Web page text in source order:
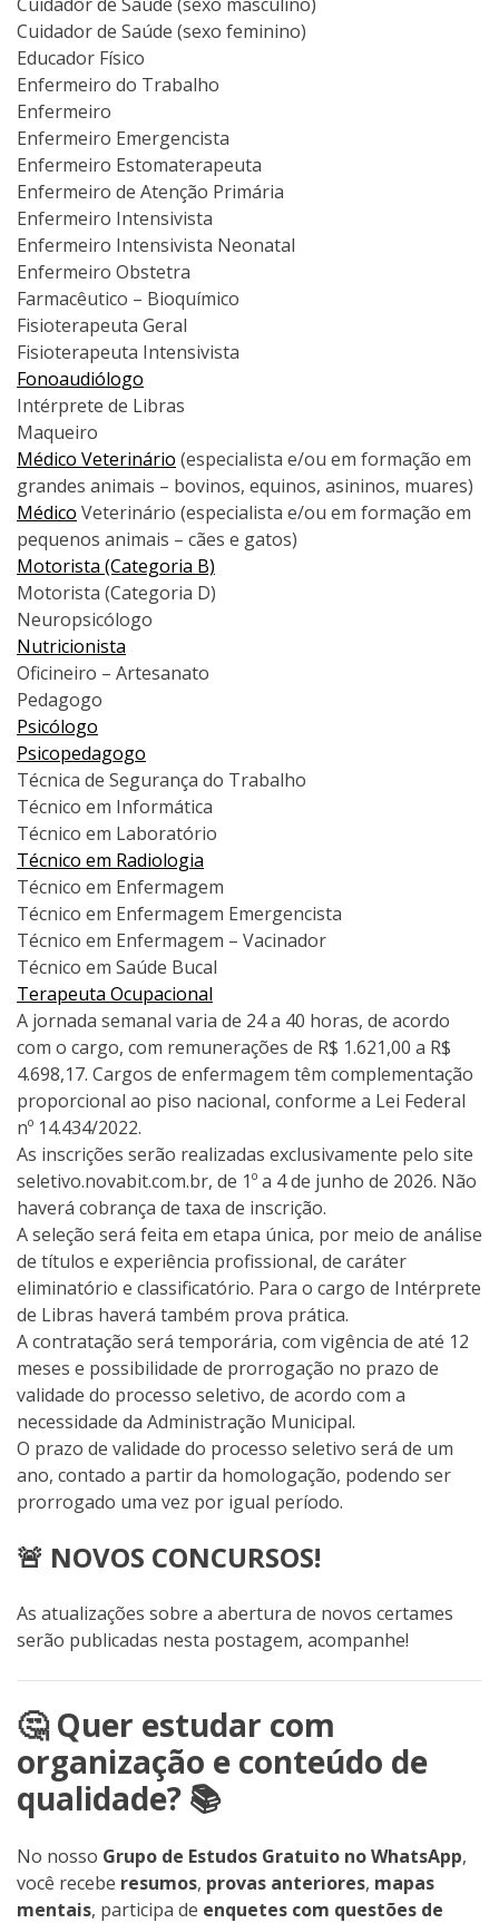
Cuidador de Saúde (sexo feminino)
Educador Físico
Enfermeiro do Trabalho
Enfermeiro
Enfermeiro Emergencista
Enfermeiro Estomaterapeuta
Enfermeiro de Atenção Primária
Enfermeiro Intensivista
Enfermeiro Intensivista Neonatal
Enfermeiro Obstetra
Farmacêutico – Bioquímico
Fisioterapeuta Geral
Fisioterapeuta Intensivista
Fonoaudiólogo
Intérprete de Libras
Maqueiro
Médico Veterinário (especialista e/ou em formação em
grandes animais – bovinos, equinos, asininos, muares)
Médico Veterinário (especialista e/ou em formação em
pequenos animais – cães e gatos)
Motorista (Categoria B)
Motorista (Categoria D)
Neuropsicólogo
Nutricionista
Oficineiro – Artesanato
Pedagogo
Psicólogo
Psicopedagogo
Técnica de Segurança do Trabalho
Técnico em Informática
Técnico em Laboratório
Técnico em Radiologia
Técnico em Enfermagem
Técnico em Enfermagem Emergencista
Técnico em Enfermagem – Vacinador
Técnico em Saúde Bucal
Terapeuta Ocupacional
A jornada semanal varia de 24 a 40 horas, de acordo
com o cargo, com remunerações de R$ 1.621,00 a R$
4.698,17. Cargos de enfermagem têm complementação
proporcional ao piso nacional, conforme a Lei Federal
nº 14.434/2022.
As inscrições serão realizadas exclusivamente pelo site
seletivo.novabit.com.br, de 1º a 4 de junho de 2026. Não
haverá cobrança de taxa de inscrição.
A seleção será feita em etapa única, por meio de análise
de títulos e experiência profissional, de caráter
eliminatório e classificatório. Para o cargo de Intérprete
de Libras haverá também prova prática.
A contratação será temporária, com vigência de até 12
meses e possibilidade de prorrogação no prazo de
validade do processo seletivo, de acordo com a
necessidade da Administração Municipal.
O prazo de validade do processo seletivo será de um
ano, contado a partir da homologação, podendo ser
prorrogado uma vez por igual período.
🚨 NOVOS CONCURSOS!
As atualizações sobre a abertura de novos certames
serão publicadas nesta postagem, acompanhe!
🤔 Quer estudar com
organização e conteúdo de
qualidade? 📚
No nosso Grupo de Estudos Gratuito no WhatsApp,
você recebe resumos, provas anteriores, mapas
mentais, participa de enquetes com questões de